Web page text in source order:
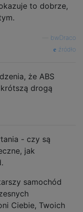
to dobrze,
bwDraco
źródło
że ​​ABS
drogą
- czy są
jak
samochód
Ciebie, Twoich